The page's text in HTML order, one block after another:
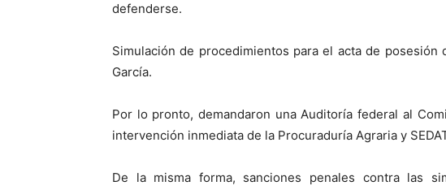
defenderse.
Simulación de procedimientos para el acta de
García.
Por lo pronto, demandaron una Auditoría federal al
intervención inmediata de la Procuraduría Agraria y
De la misma forma, sanciones penales contra las